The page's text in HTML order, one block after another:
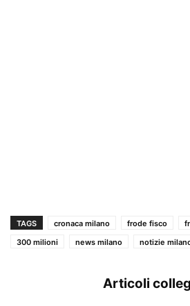
TAGS cronaca milano frode fisco
300 milioni
news milano notizie
Articoli